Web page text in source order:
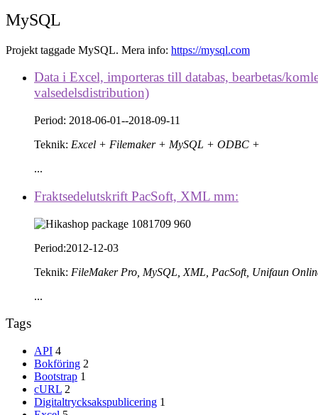
MySQL
Projekt taggade MySQL. Mera info: https://mysql.com
Data i Excel, importeras till databas, bearbetas/
valsedelsdistribution)
Period: 2018-06-01--2018-09-11
Teknik: Excel + Filemaker + MySQL + ODBC +
...
Fraktsedelutskrift PacSoft, XML mm:
Period:2012-12-03
Teknik: FileMaker Pro, MySQL, XML, PacSoft, Unifaun
...
Tags
API 4
Bokföring 2
Bootstrap 1
cURL 2
Digitaltrycksakspublicering 1